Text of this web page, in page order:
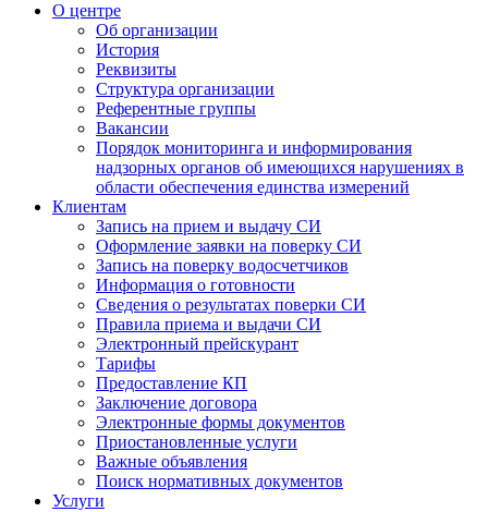
О центре
Об организации
История
Реквизиты
Структура организации
Референтные группы
Вакансии
Порядок мониторинга и информирования
надзорных органов об имеющихся нарушениях в
области обеспечения единства измерений
Клиентам
Запись на прием и выдачу СИ
Оформление заявки на поверку СИ
Запись на поверку водосчетчиков
Информация о готовности
Сведения о результатах поверки СИ
Правила приема и выдачи СИ
Электронный прейскурант
Тарифы
Предоставление КП
Заключение договора
Электронные формы документов
Приостановленные услуги
Важные объявления
Поиск нормативных документов
Услуги